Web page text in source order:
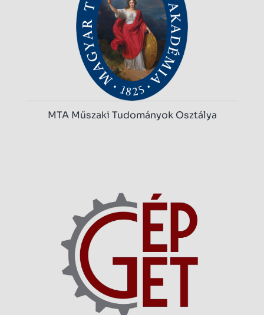
MTA Műszaki Tudományok Osztálya